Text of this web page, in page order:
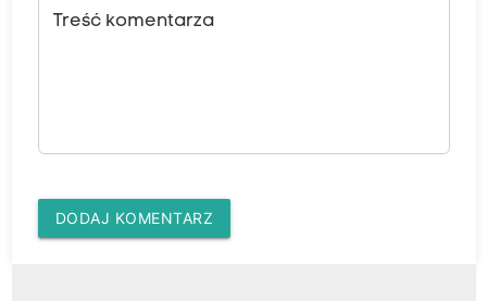
Treść komentarza
DODAJ KOMENTARZ